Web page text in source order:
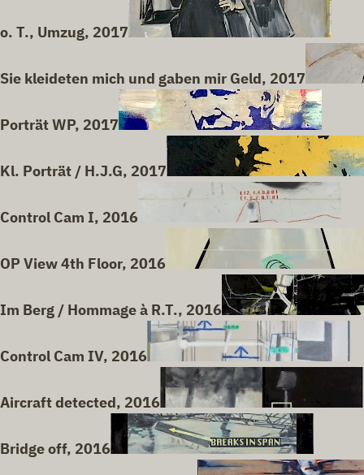
o. T., Umzug, 2017
Sie kleideten mich und gaben mir Geld, 2017
Porträt WP, 2017
Kl. Porträt / H.J.G, 2017
Control Cam I, 2016
OP View 4th Floor, 2016
Im Berg / Hommage à R.T., 2016
Control Cam IV, 2016
Aircraft detected, 2016
Bridge off, 2016